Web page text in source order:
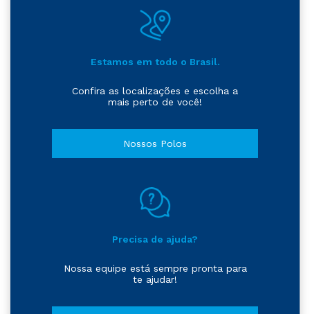
Estamos em todo o Brasil.
Confira as localizações e escolha a
mais perto de você!
Nossos Polos
Precisa de ajuda?
Nossa equipe está sempre pronta para
te ajudar!